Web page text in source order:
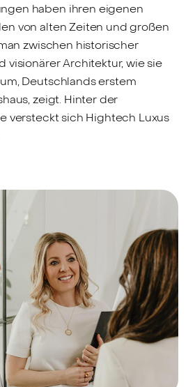
haben ihren eigenen
von alten Zeiten und großen
zwischen historischer
visionärer Architektur, wie sie
Deutschlands erstem
zeigt. Hinter der
versteckt sich Hightech Luxus